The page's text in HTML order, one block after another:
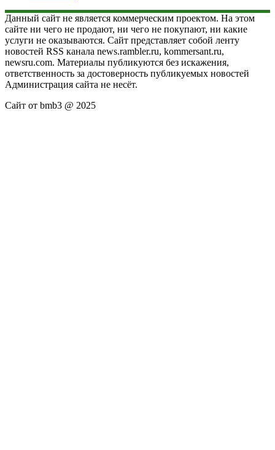
Данный сайт не является коммерческим проектом. На этом
сайте ни чего не продают, ни чего не покупают, ни какие
услуги не оказываются. Сайт представляет собой ленту
новостей RSS канала news.rambler.ru, kommersant.ru,
newsru.com. Материалы публикуются без искажения,
ответственность за достоверность публикуемых новостей
Администрация сайта не несёт.
Сайт от bmb3 @ 2025